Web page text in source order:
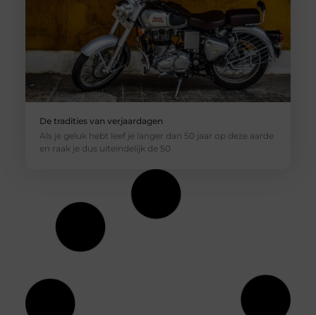
De tradities van verjaardagen
Als je geluk hebt leef je langer dan 50 jaar op deze aarde
en raak je dus uiteindelijk de 50